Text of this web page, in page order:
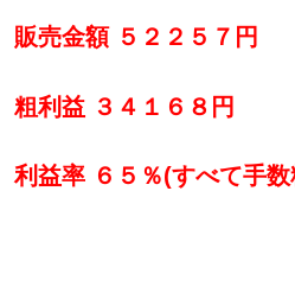
販売金額 ５２２５７円
粗利益 ３４１６８円
利益率 ６５％(すべて手